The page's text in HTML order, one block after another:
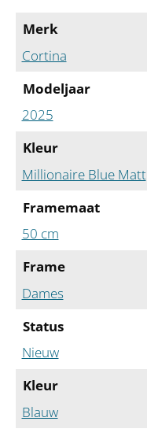
Merk
Cortina
Modeljaar
2025
Kleur
Millionaire Blue Matt
Framemaat
50 cm
Frame
Dames
Status
Nieuw
Kleur
Blauw